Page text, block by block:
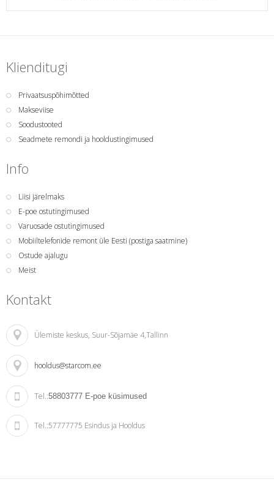
Klienditugi
Privaatsuspõhimõtted
Makseviise
Soodustooted
Seadmete remondi ja hooldustingimused
Info
Liisi järelmaks
E-poe ostutingimused
Varuosade ostutingimused
Mobiiltelefonide remont üle Eesti (postiga saatmine)
Ostude ajalugu
Meist
Kontakt
Ülemiste keskus, Suur-Sõjamäe 4,Tallinn
hooldus@starcom.ee
Tel.:58803777 E-poe küsimused
Tel.:57777775 Esindus ja Hooldus